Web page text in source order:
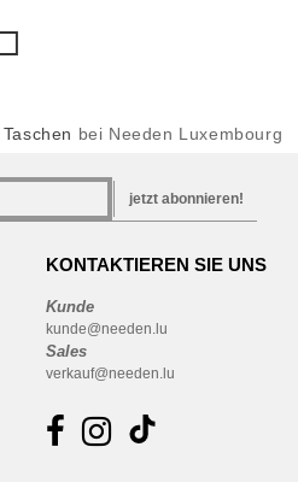
bei Needen Luxembourg
jetzt abonnieren!
KONTAKTIEREN SIE UNS
Kunde
kunde@needen.lu
Sales
verkauf@needen.lu